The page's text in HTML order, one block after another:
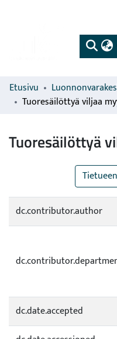
Etusivu
Tuoresäilöttyä viljaa
Tuoresäilöttyä
dc.contributor.author
dc.date.accepted